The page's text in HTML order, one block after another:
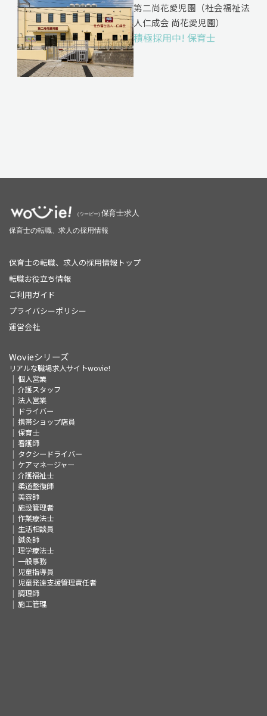
第二尚花愛児園（社会福祉法
人仁成会 尚花愛児園）
積極採用中! 保育士
保育士の転職、求人の採用情報トップ
転職お役立ち情報
ご利用ガイド
プライバシーポリシー
運営会社
Wovieシリーズ
リアルな職場求人サイトwovie!
個人営業
介護スタッフ
法人営業
ドライバー
携帯ショップ店員
保育士
看護師
タクシードライバー
ケアマネージャー
介護福祉士
柔道整復師
美容師
施設管理者
作業療法士
生活相談員
鍼灸師
理学療法士
一般事務
児童指導員
児童発達支援管理責任者
調理師
施工管理